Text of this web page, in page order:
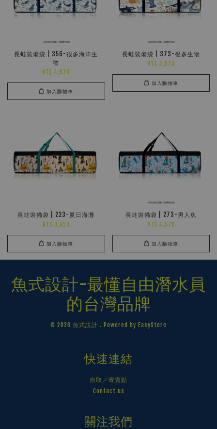
長蛙裝備袋 | 356-很多海洋生
物
NT$ 4,570
加入購物車
長蛙裝備袋 | 373-很多生物
NT$ 4,570
加入購物車
長蛙裝備袋 | 223-夏日海灘
NT$ 3,653
加入購物車
長蛙裝備袋 | 273-男人魚
NT$ 4,570
加入購物車
魚式設計-最懂自由潛水員
的台灣品牌
© 2026 魚式設計 . Powered by EasyStore
快速連結
自取／寄賣點
Contact us
關注我們